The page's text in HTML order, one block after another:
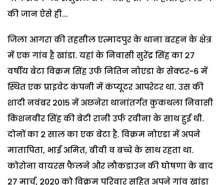
की जान ऐसे ही...
जिला आगरा की तहसील एत्मादपुर के थाना बरहन के क्षेत्र
में एक गांव है खांडा. यहां के निवासी सुरेंद्र सिंह का 27
वर्षीय बेटा विक्रम सिंह उर्फ नितिन नोएडा के सेक्टर-6 में
स्थित एक प्राइवेट कंपनी में कंप्यूटर आपरेटर था. उस की
शादी नवंबर 2015 में अछनेरा थानांतर्गत कुकथला निवासी
किशनवीर सिंह की बेटी रानी उर्फ रवीना के साथ हुई थी.
दोनों का 2 साल का एक बेटा है. विक्रम नोएडा में अपने
मातापिता, भाई अमित, बीवी व बच्चे के साथ रहता था.
कोरोना वायरस फैलने और लौकडाउन की घोषणा के बाद
27 मार्च, 2020 को विक्रम परिवार सहित अपने गांव खांडा